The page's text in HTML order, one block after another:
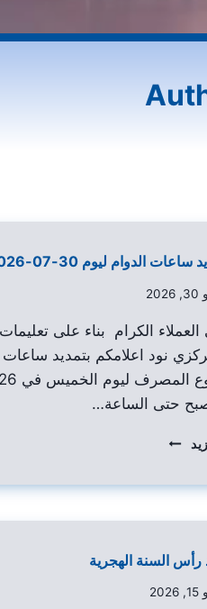
ساعات الدوام ليوم 30-07-2026
العملاء الكرام بناء على
نود اعلامكم بتمديد
فروع
حتى الساعة…
رأس السنة الهجرية